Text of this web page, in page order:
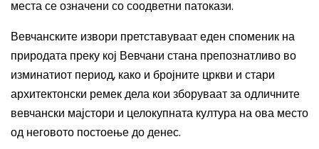
места се означени со соодветни патокази.
Вевчанските извори претставуваат еден споменик на
природата преку кој Вевчани стана препознатливо во
изминатиот период, како и бројните цркви и стари
архитектонски ремек дела кои зборуваат за одличните
вевчански мајстори и целокупната култура на ова место
од неговото постоење до денес.